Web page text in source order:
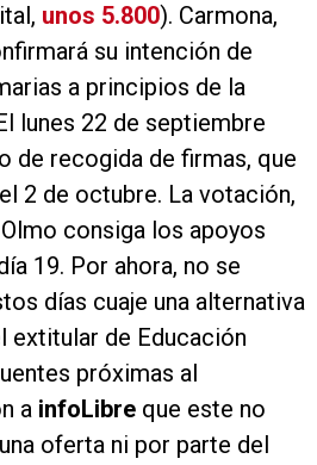
unos 5.800). Carmona,
su intención de
a principios de la
lunes 22 de septiembre
de recogida de firmas, que
2 de octubre. La votación,
consiga los apoyos
19. Por ahora, no se
días cuaje una alternativa
extitular de Educación
próximas al
a infoLibre que este no
oferta ni por parte del